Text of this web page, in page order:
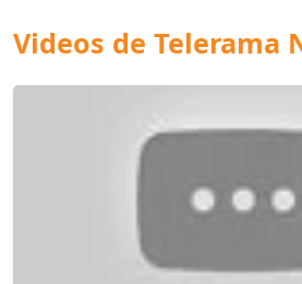
Videos de Telerama